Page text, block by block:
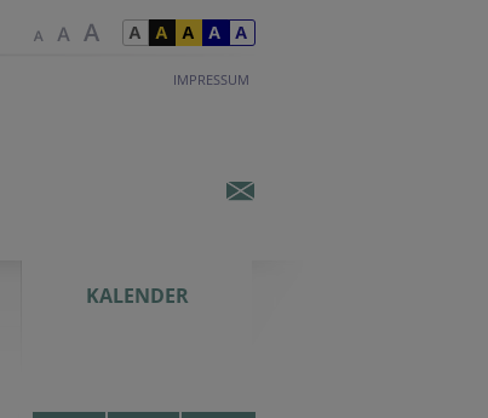
IMPRESSUM
KALENDER